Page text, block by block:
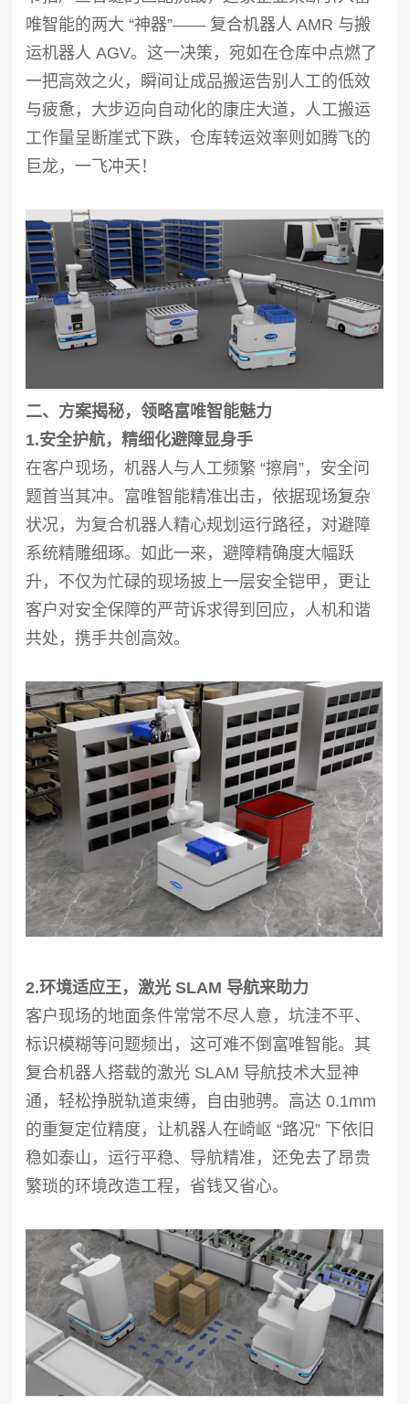
唯智能的两大 “神器”—— 复合机器人 AMR 与搬
运机器人 AGV。这一决策，宛如在仓库中点燃了
一把高效之火，瞬间让成品搬运告别人工的低效
与疲惫，大步迈向自动化的康庄大道，人工搬运
工作量呈断崖式下跌，仓库转运效率则如腾飞的
巨龙，一飞冲天！
二、方案揭秘，领略富唯智能魅力
1.安全护航，精细化避障显身手
在客户现场，机器人与人工频繁 “擦肩”，安全问
题首当其冲。富唯智能精准出击，依据现场复杂
状况，为复合机器人精心规划运行路径，对避障
系统精雕细琢。如此一来，避障精确度大幅跃
升，不仅为忙碌的现场披上一层安全铠甲，更让
客户对安全保障的严苛诉求得到回应，人机和谐
共处，携手共创高效。
2.环境适应王，激光 SLAM 导航来助力
客户现场的地面条件常常不尽人意，坑洼不平、
标识模糊等问题频出，这可难不倒富唯智能。其
复合机器人搭载的激光 SLAM 导航技术大显神
通，轻松挣脱轨道束缚，自由驰骋。高达 0.1mm
的重复定位精度，让机器人在崎岖 “路况” 下依旧
稳如泰山，运行平稳、导航精准，还免去了昂贵
繁琐的环境改造工程，省钱又省心。